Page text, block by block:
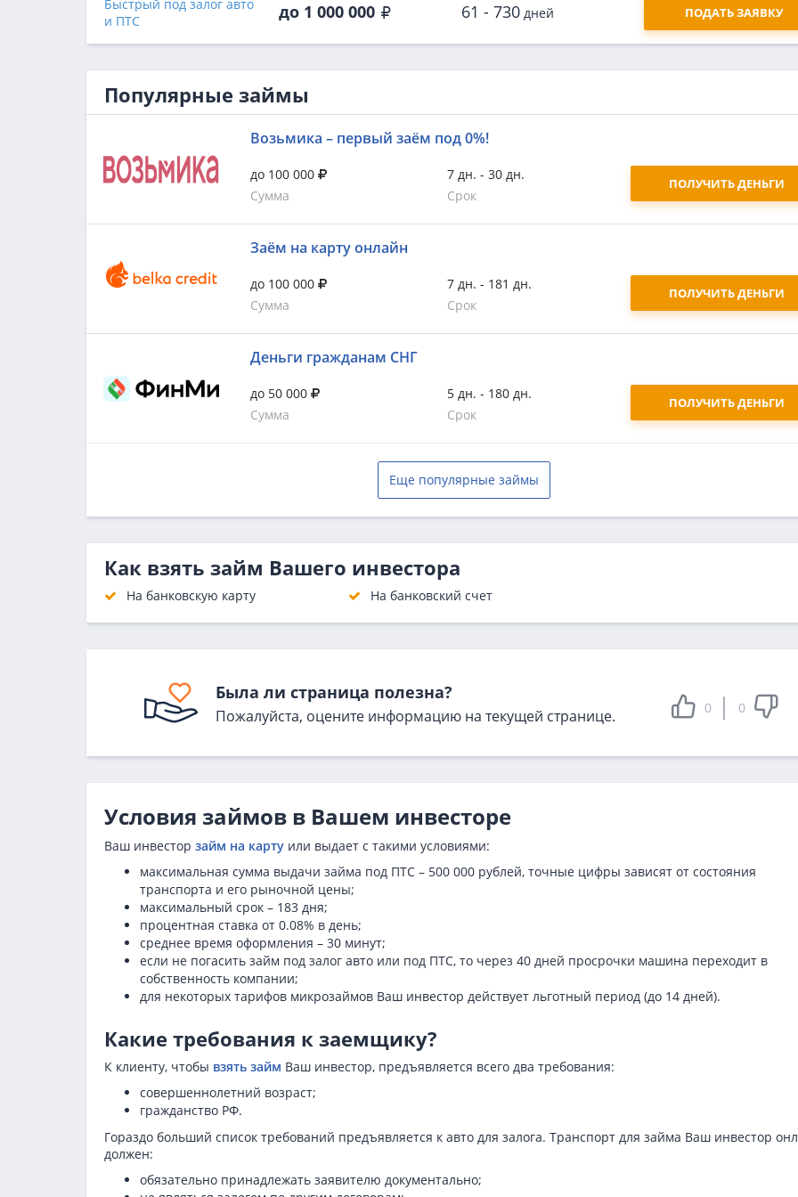
Быстрый под залог авто
и ПТС
до 1 000 000 61 - 730 дней ПОДАТЬ ЗАЯВКУ
Популярные займы
Возьмика – первый заём под 0%!
до 100 000
Сумма
7 дн. - 30 дн.
Срок
ПОЛУЧИТЬ ДЕНЬГИ
Заём на карту онлайн
до 100 000
Сумма
7 дн. - 181 дн.
Срок
ПОЛУЧИТЬ ДЕНЬГИ
Деньги гражданам СНГ
до 50 000
Сумма
5 дн. - 180 дн.
Срок
ПОЛУЧИТЬ ДЕНЬГИ
Еще популярные займы
Как взять займ Вашего инвестора
На банковскую карту На банковский счет
Была ли страница полезна?
Пожалуйста, оцените информацию на текущей странице. 0 0
Условия займов в Вашем инвесторе
Ваш инвестор займ на карту или выдает с такими условиями:
максимальная сумма выдачи займа под ПТС – 500 000 рублей, точные цифры зависят от состояния
транспорта и его рыночной цены;
максимальный срок – 183 дня;
процентная ставка от 0.08% в день;
среднее время оформления – 30 минут;
если не погасить займ под залог авто или под ПТС, то через 40 дней просрочки машина переходит в
собственность компании;
для некоторых тарифов микрозаймов Ваш инвестор действует льготный период (до 14 дней).
Какие требования к заемщику?
К клиенту, чтобы взять займ Ваш инвестор, предъявляется всего два требования:
совершеннолетний возраст;
гражданство РФ.
Гораздо больший список требований предъявляется к авто для залога. Транспорт для займа Ваш инвестор
должен:
обязательно принадлежать заявителю документально;